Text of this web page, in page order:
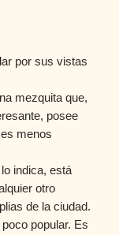
por sus vistas
mezquita que,
posee
menos
indica, está
otro
de la ciudad.
popular. Es